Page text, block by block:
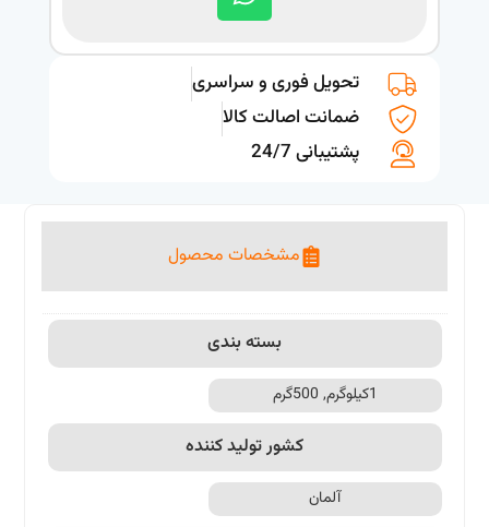
تحویل فوری و سراسری
ضمانت اصالت کالا
پشتیبانی 24/7
مشخصات محصول
بسته بندی
1کیلوگرم, 500گرم
کشور تولید کننده
آلمان